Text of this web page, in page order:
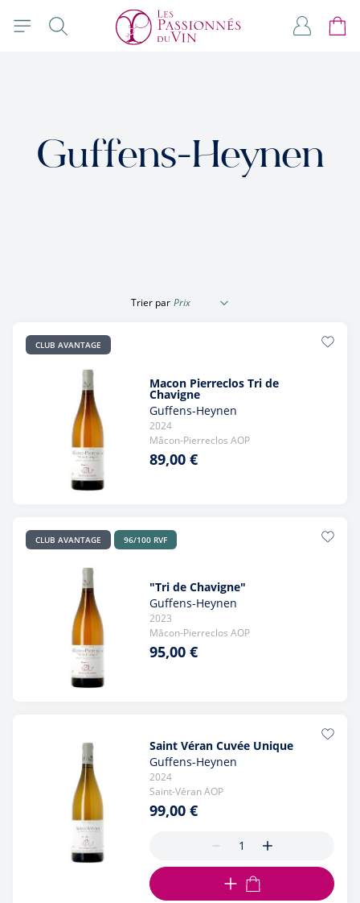
Rechercher
Mon
Guffens-Heynen
Trier par
CLUB AVANTAGE
Macon Pierreclos Tri de
Chavigne
Guffens-Heynen
2024
Mâcon-Pierreclos AOP
89,00 €
CLUB AVANTAGE 96/100 RVF
"Tri de Chavigne"
Guffens-Heynen
2023
Mâcon-Pierreclos AOP
95,00 €
Saint Véran Cuvée Unique
Guffens-Heynen
2024
Saint-Véran AOP
99,00 €
AJOUTER AU PANIER